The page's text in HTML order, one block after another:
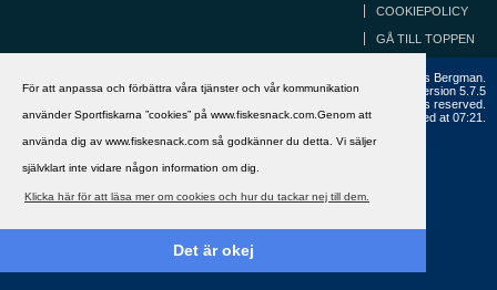
För att anpassa och förbättra våra tjänster och vår kommunikation
använder Sportfiskarna ”cookies” på www.fiskesnack.com.Genom att
använda dig av www.fiskesnack.com så godkänner du detta. Vi säljer
självklart inte vidare någon information om dig.
Klicka här för att läsa mer om cookies och hur du tackar nej till dem.
Det är okej
COOKIEPOLICY
GÅ TILL TOPPEN
Copyright ©2002 - 2021, FiskeSnack.com. Grundad 2002 av Anders Bergman.
Powered by
Version 5.7.5
Copyright © 2026 MH Sub I, LLC dba vBulletin. All rights reserved.
All times are GMT+1. This page was generated at 07:21.